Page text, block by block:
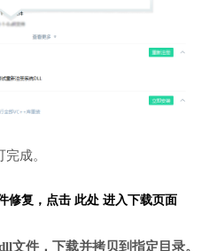
成。
修复， 点击 此处 进入下载页面
文件，下载并拷贝到指定目录。